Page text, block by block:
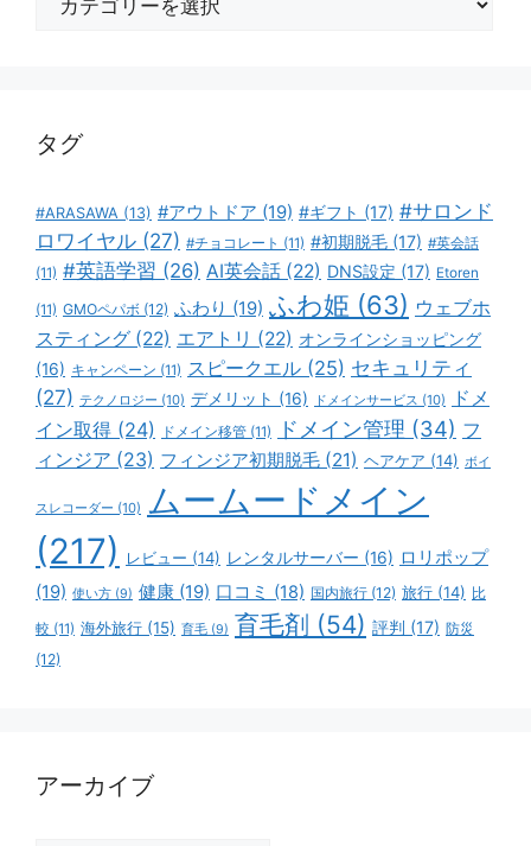
タグ
#ARASAWA (13) #アウトドア (19) #ギフト (17) #サロンド
ロワイヤル (27) #チョコレート (11) #初期脱毛 (17) #英会話
(11) #英語学習 (26) AI英会話 (22) DNS設定 (17) Etoren
(11) GMOペパボ (12) ふわり (19) ふわ姫 (63) ウェブホ
スティング (22) エアトリ (22) オンラインショッピング
(16) キャンペーン (11) スピークエル (25) セキュリティ
(27) テクノロジー (10) デメリット (16) ドメインサービス (10)
ドメ
イン取得 (24) ドメイン移管 (11) ドメイン管理 (34) フ
ィンジア (23) フィンジア初期脱毛 (21) ヘアケア (14) ボイ
スレコーダー (10) ムームードメイン
(217)
レビュー (14) レンタルサーバー (16) ロリポップ
(19) 使い方 (9) 健康 (19) 口コミ (18) 国内旅行 (12) 旅行 (14) 比
較 (11) 海外旅行 (15) 育毛 (9) 育毛剤 (54) 評判 (17) 防災
(12)
アーカイブ